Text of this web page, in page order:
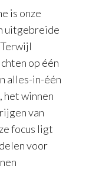
is onze
uitgebreide
op één
alles-in-één
het winnen
van
focus ligt
voor